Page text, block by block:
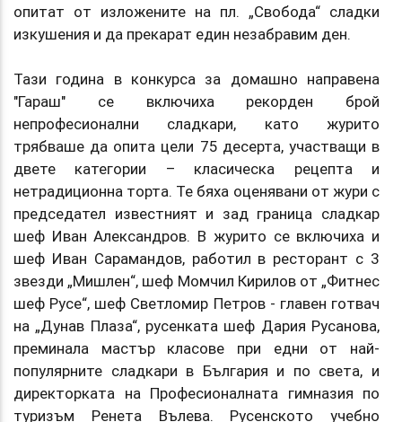
опитат от изложените на пл. „Свобода“ сладки
изкушения и да прекарат един незабравим ден.
Тази година в конкурса за домашно направена
"Гараш" се включиха рекорден брой
непрофесионални сладкари, като журито
трябваше да опита цели 75 десерта, участващи в
двете категории – класическа рецепта и
нетрадиционна торта. Те бяха оценявани от жури с
председател известният и зад граница сладкар
шеф Иван Александров. В журито се включиха и
шеф Иван Сарамандов, работил в ресторант с 3
звезди „Мишлен“, шеф Момчил Кирилов от „Фитнес
шеф Русе“, шеф Светломир Петров - главен готвач
на „Дунав Плаза“, русенката шеф Дария Русанова,
преминала мастър класове при едни от най-
популярните сладкари в България и по света, и
директорката на Професионалната гимназия по
туризъм Ренета Вълева. Русенското учебно